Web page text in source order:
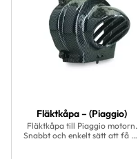
Fläktkåpa – (Piaggio)
Fläktkåpa till Piaggio motorn.
Snabbt och enkelt sätt att få ett